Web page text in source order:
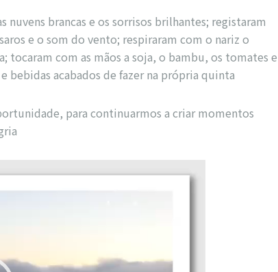
nuvens brancas e os sorrisos brilhantes; registaram
e o som do vento; respiraram com o nariz o
tocaram com as mãos a soja, o bambu, os tomates e
bebidas acabados de fazer na própria quinta
para continuarmos a criar momentos